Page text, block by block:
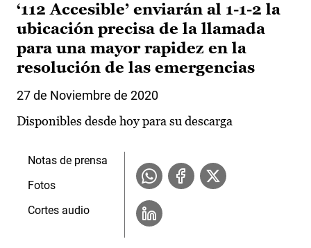
‘112 Accesible’ enviarán al 1-1-2 la
ubicación precisa de la llamada
para una mayor rapidez en la
resolución de las emergencias
27 de Noviembre de 2020
Disponibles desde hoy para su descarga
Notas de prensa
Fotos
Cortes audio